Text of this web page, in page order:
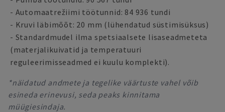
- Automaatrežiimi töötunnid: 84 936 tundi
- Kruvi läbimõõt: 20 mm (lühendatud süstimisüksus)
- Standardmudel ilma spetsiaalsete lisaseadmeteta
(materjalikuivatid ja temperatuuri
reguleerimisseadmed ei kuulu komplekti).
*näidatud andmete ja tegelike väärtuste vahel võib
esineda erinevusi, seda peaks kinnitama
müügiesindaja.